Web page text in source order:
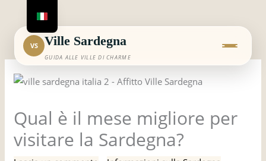
contenuto
VS Ville Sardegna
GUIDA ALLE VILLE DI CHARME
Qual è il mese migliore per
visitare la Sardegna?